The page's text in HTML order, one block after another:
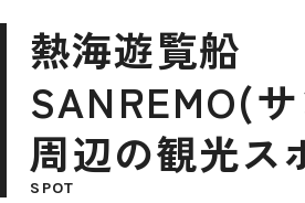
熱海遊覧船
SANREMO(
周辺の観光ス
SPOT